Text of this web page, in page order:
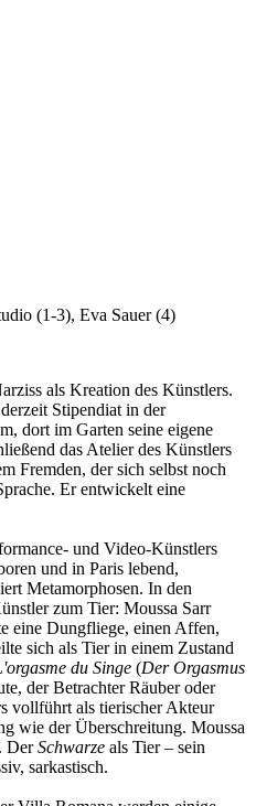
(1-3), Eva Sauer (4)
als Kreation des Künstlers.
Stipendiat in der
dort im Garten seine eigene
das Atelier des Künstlers
Fremden, der sich selbst noch
Er entwickelt eine
und Video-Künstlers
und in Paris lebend,
Metamorphosen. In den
zum Tier: Moussa Sarr
eine Dungfliege, einen Affen,
sich als Tier in einem Zustand
du Singe (Der Orgasmus
der Betrachter Räuber oder
vollführt als tierischer Akteur
wie der Überschreitung. Moussa
DerSchwarze als Tier – sein
sarkastisch.